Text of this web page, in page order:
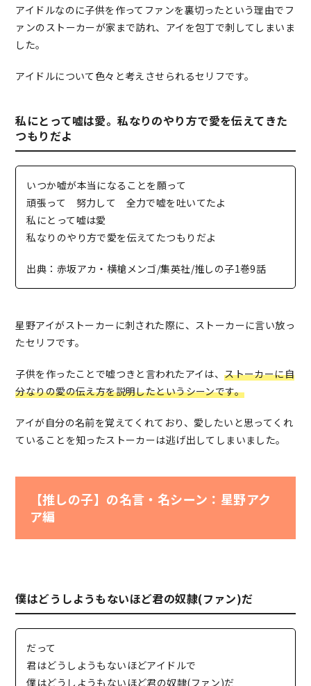
アイドルなのに子供を作ってファンを裏切ったという理由でフ
ァンのストーカーが家まで訪れ、アイを包丁で刺してしまいま
した。
アイドルについて色々と考えさせられるセリフです。
私にとって嘘は愛。私なりのやり方で愛を伝えてきた
つもりだよ
いつか嘘が本当になることを願って
頑張って 努力して 全力で嘘を吐いてたよ
私にとって嘘は愛
私なりのやり方で愛を伝えてたつもりだよ
出典：赤坂アカ・横槍メンゴ/集英社/推しの子1巻9話
星野アイがストーカーに刺された際に、ストーカーに言い放っ
たセリフです。
子供を作ったことで嘘つきと言われたアイは、ストーカーに自
分なりの愛の伝え方を説明したというシーンです。
アイが自分の名前を覚えてくれており、愛したいと思ってくれ
ていることを知ったストーカーは逃げ出してしまいました。
【推しの子】の名言・名シーン：星野アク
ア編
僕はどうしようもないほど君の奴隷(ファン)だ
だって
君はどうしようもないほどアイドルで
僕はどうしようもないほど君の奴隷(ファン)だ